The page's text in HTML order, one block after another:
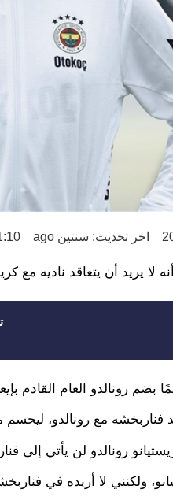
اخر تحديث: سنتين ago 1:10
يريد أن يتعاقد ناديه مع
بضم رونالدو العام القادم
فناربخشه مع رونالدو، ليحسم
يأتي إلى فناربخشه. أمتلك 3 مهاجمين
ولكنني لا أريده في